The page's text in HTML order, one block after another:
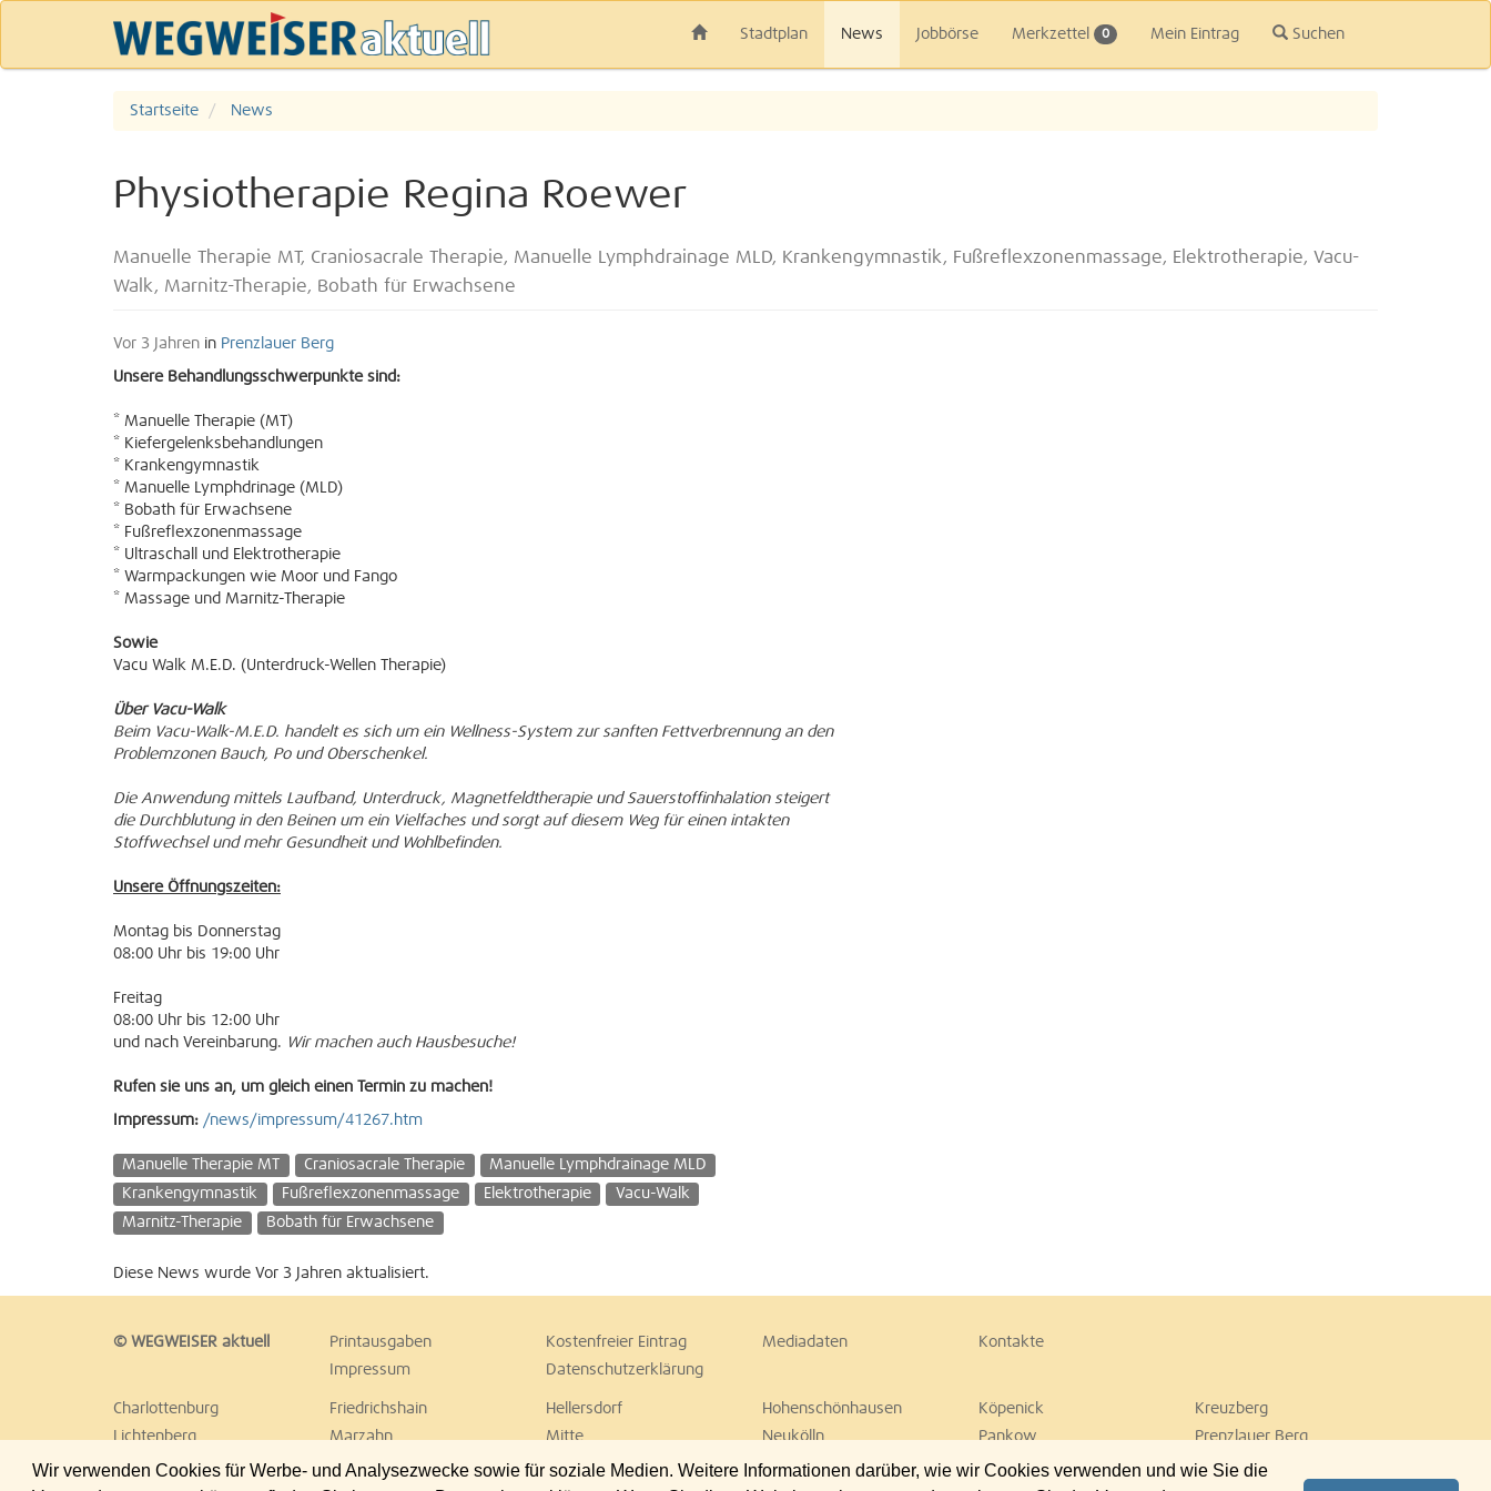
Wir verwenden Cookies für Werbe- und Analysezwecke sowie für soziale Medien. Weitere Informationen darüber, wie wir Cookies verwenden und wie Sie die
Stadtplan News Jobbörse Merkzettel 0 Mein Eintrag Suchen
Startseite News
Physiotherapie Regina Roewer
Manuelle Therapie MT, Craniosacrale Therapie, Manuelle Lymphdrainage MLD, Krankengymnastik, Fußreflexzonenmassage, Elektrotherapie, Vacu-
Walk, Marnitz-Therapie, Bobath für Erwachsene
Vor 3 Jahren in Prenzlauer Berg
Unsere Behandlungsschwerpunkte sind:
* Manuelle Therapie (MT)
* Kiefergelenksbehandlungen
* Krankengymnastik
* Manuelle Lymphdrinage (MLD)
* Bobath für Erwachsene
* Fußreflexzonenmassage
* Ultraschall und Elektrotherapie
* Warmpackungen wie Moor und Fango
* Massage und Marnitz-Therapie
Sowie
Vacu Walk M.E.D. (Unterdruck-Wellen Therapie)
Über Vacu-Walk
Beim Vacu-Walk-M.E.D. handelt es sich um ein Wellness-System zur sanften Fettverbrennung an den
Problemzonen Bauch, Po und Oberschenkel.
Die Anwendung mittels Laufband, Unterdruck, Magnetfeldtherapie und Sauerstoffinhalation steigert
die Durchblutung in den Beinen um ein Vielfaches und sorgt auf diesem Weg für einen intakten
Stoffwechsel und mehr Gesundheit und Wohlbefinden.
Unsere Öffnungszeiten:
Montag bis Donnerstag
08:00 Uhr bis 19:00 Uhr
Freitag
08:00 Uhr bis 12:00 Uhr
und nach Vereinbarung. Wir machen auch Hausbesuche!
Rufen sie uns an, um gleich einen Termin zu machen!
Impressum: /news/impressum/41267.htm
Manuelle Therapie MT Craniosacrale Therapie
Manuelle Lymphdrainage MLD
Krankengymnastik
Fußreflexzonenmassage Elektrotherapie
Vacu-Walk
Marnitz-Therapie
Bobath für Erwachsene
Diese News wurde Vor 3 Jahren aktualisiert.
© WEGWEISER aktuell Printausgaben Kostenfreier Eintrag Mediadaten
Kontakte
Impressum
Datenschutzerklärung
Charlottenburg Friedrichshain Hellersdorf Hohenschönhausen Köpenick
Kreuzberg
Lichtenberg
Marzahn Mitte Neukölln Pankow
Prenzlauer Berg
Reinickendorf
Schöneberg Spandau Steglitz Tempelhof
Tiergarten